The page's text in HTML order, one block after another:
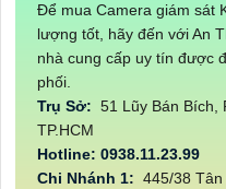
Để mua Camera giám sát
lượng tốt, hãy đến với An
nhà cung cấp uy tín được
phối.
Trụ Sở: 51 Lũy Bán Bích,
TP.HCM
Hotline: 0938.11.23.99
Chi Nhánh 1: 445/38